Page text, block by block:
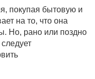
покупая бытовую и
на то, что она
Но, рано или поздно